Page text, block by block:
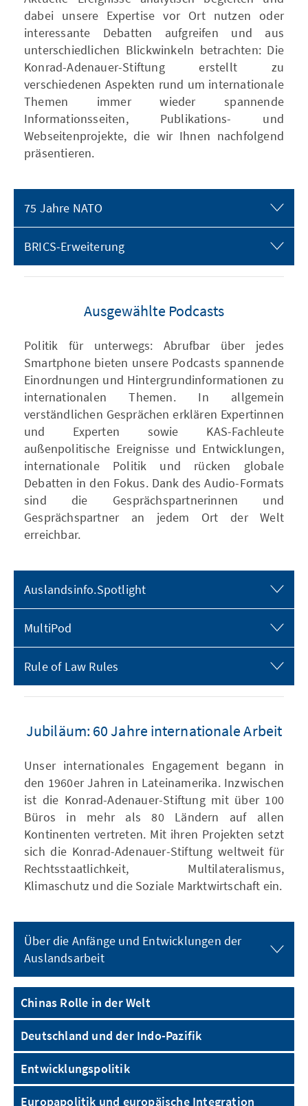
dabei unsere Expertise vor Ort nutzen oder
interessante Debatten aufgreifen und aus
unterschiedlichen Blickwinkeln betrachten: Die
Konrad-Adenauer-Stiftung erstellt zu
verschiedenen Aspekten rund um internationale
Themen immer wieder spannende
Informationsseiten, Publikations- und
Webseitenprojekte, die wir Ihnen nachfolgend
präsentieren.
75 Jahre NATO
BRICS-Erweiterung
Ausgewählte Podcasts
Politik für unterwegs: Abrufbar über jedes
Smartphone bieten unsere Podcasts spannende
Einordnungen und Hintergrundinformationen zu
internationalen Themen. In allgemein
verständlichen Gesprächen erklären Expertinnen
und Experten sowie KAS-Fachleute
außenpolitische Ereignisse und Entwicklungen,
internationale Politik und rücken globale
Debatten in den Fokus. Dank des Audio-Formats
sind die Gesprächspartnerinnen und
Gesprächspartner an jedem Ort der Welt
erreichbar.
Auslandsinfo.Spotlight
MultiPod
Rule of Law Rules
Jubiläum: 60 Jahre internationale Arbeit
Unser internationales Engagement begann in
den 1960er Jahren in Lateinamerika. Inzwischen
ist die Konrad-Adenauer-Stiftung mit über 100
Büros in mehr als 80 Ländern auf allen
Kontinenten vertreten. Mit ihren Projekten setzt
sich die Konrad-Adenauer-Stiftung weltweit für
Rechtsstaatlichkeit, Multilateralismus,
Klimaschutz und die Soziale Marktwirtschaft ein.
Über die Anfänge und Entwicklungen der
Auslandsarbeit
Chinas Rolle in der Welt
Deutschland und der Indo-Pazifik
Entwicklungspolitik
Europapolitik und europäische Integration